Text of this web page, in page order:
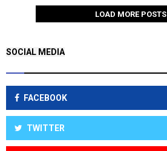
LOAD MORE POSTS
SOCIAL MEDIA
FACEBOOK
TWITTER